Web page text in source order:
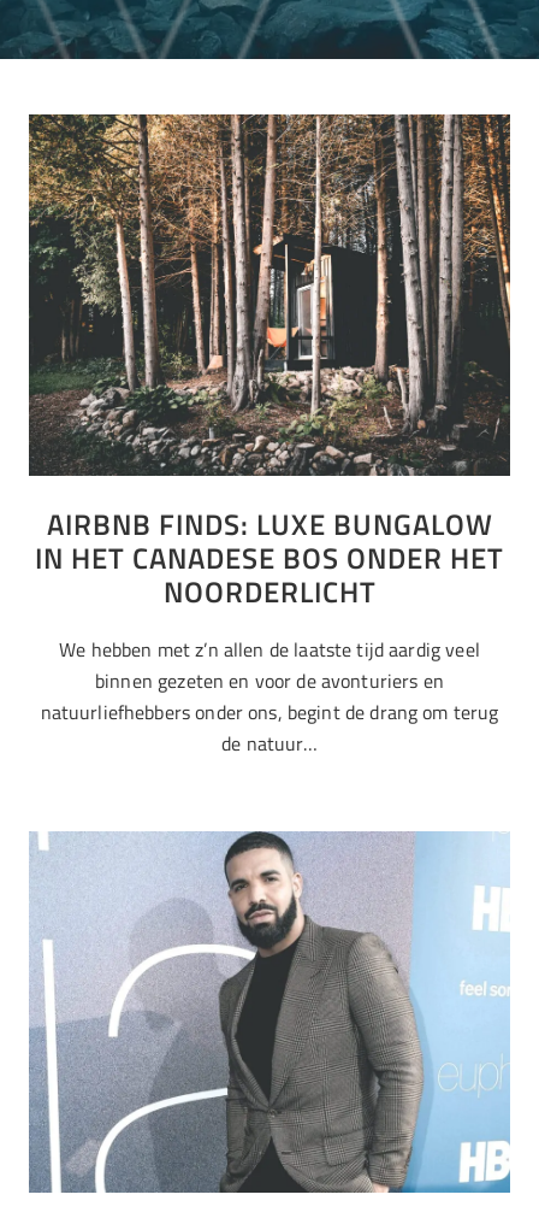
AIRBNB FINDS: LUXE BUNGALOW
IN HET CANADESE BOS ONDER HET
NOORDERLICHT
We hebben met z’n allen de laatste tijd aardig veel
binnen gezeten en voor de avonturiers en
natuurliefhebbers onder ons, begint de drang om terug
de natuur…